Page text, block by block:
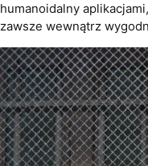
humanoidalny
zawsze wewnątrz